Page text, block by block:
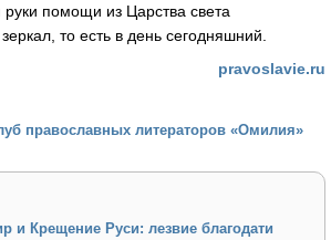
помощи из Царства света
то есть в день сегодняшний.
pravoslavie.ru
православных литераторов «Омилия»
и Крещение Руси: лезвие благодати